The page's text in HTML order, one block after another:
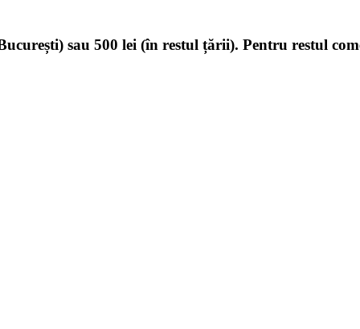
sau 500 lei (în restul țării). Pentru restul